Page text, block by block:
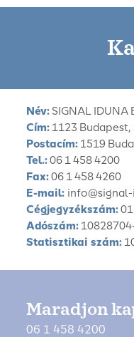
Név: SIGNAL IDUNA
Cím: 1123
Postacím: 1519
Tel.:06 1 458 4200
Fax:06 1 458 4260
E-mail:
Cégjegyzékszám:
Adószám:
Statisztikai szám:
Maradjon
06 1 458 4200